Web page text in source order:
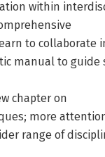
within
to collaborate
manual to guide
chapter on
more
range of